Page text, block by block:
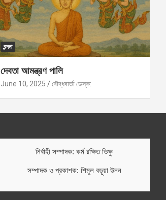
বন্দনা
দেবতা আমন্ত্রণ পালি
June 10, 2025 বৌদ্ধবার্তা ডেস্ক:
নির্বাহী সম্পাদক: কর্ম রক্ষিত ভিক্ষু
সম্পাদক ও প্রকাশক: শিমুল বড়ুয়া উনন